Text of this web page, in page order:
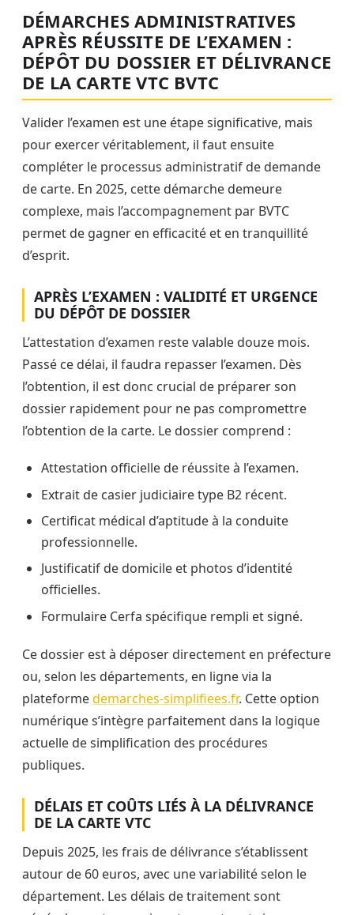
DÉMARCHES ADMINISTRATIVES
APRÈS RÉUSSITE DE L’EXAMEN :
DÉPÔT DU DOSSIER ET DÉLIVRANCE
DE LA CARTE VTC BVTC
Valider l’examen est une étape significative, mais
pour exercer véritablement, il faut ensuite
compléter le processus administratif de demande
de carte. En 2025, cette démarche demeure
complexe, mais l’accompagnement par BVTC
permet de gagner en efficacité et en tranquillité
d’esprit.
APRÈS L’EXAMEN : VALIDITÉ ET URGENCE
DU DÉPÔT DE DOSSIER
L’attestation d’examen reste valable douze mois.
Passé ce délai, il faudra repasser l’examen. Dès
l’obtention, il est donc crucial de préparer son
dossier rapidement pour ne pas compromettre
l’obtention de la carte. Le dossier comprend :
Attestation officielle de réussite à l’examen.
Extrait de casier judiciaire type B2 récent.
Certificat médical d’aptitude à la conduite
professionnelle.
Justificatif de domicile et photos d’identité
officielles.
Formulaire Cerfa spécifique rempli et signé.
Ce dossier est à déposer directement en préfecture
ou, selon les départements, en ligne via la
plateformedemarches-simplifiees.fr. Cette option
numérique s’intègre parfaitement dans la logique
actuelle de simplification des procédures
publiques.
DÉLAIS ET COÛTS LIÉS À LA DÉLIVRANCE
DE LA CARTE VTC
Depuis 2025, les frais de délivrance s’établissent
autour de 60 euros, avec une variabilité selon le
département. Les délais de traitement sont